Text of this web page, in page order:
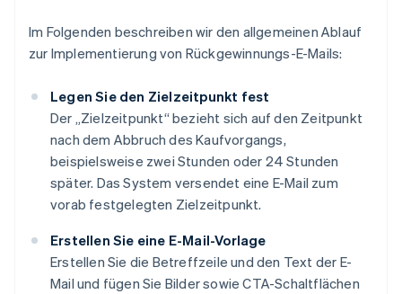
Im Folgenden beschreiben wir den allgemeinen Ablauf
zur Implementierung von Rückgewinnungs-E-Mails:
Legen Sie den Zielzeitpunkt fest
Der „Zielzeitpunkt“ bezieht sich auf den Zeitpunkt
nach dem Abbruch des Kaufvorgangs,
beispielsweise zwei Stunden oder 24 Stunden
später. Das System versendet eine E-Mail zum
vorab festgelegten Zielzeitpunkt.
Erstellen Sie eine E-Mail-Vorlage
Erstellen Sie die Betreffzeile und den Text der E-
Mail und fügen Sie Bilder sowie CTA-Schaltflächen